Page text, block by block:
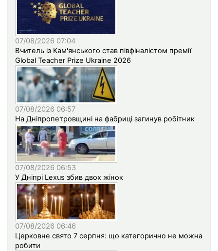
07/08/2026 07:04
Вчитель із Кам'янського став півфіналістом премії
Global Teacher Prize Ukraine 2026
07/08/2026 06:57
На Дніпропетровщині на фабриці загинув робітник
07/08/2026 06:53
У Дніпрі Lexus збив двох жінок
07/08/2026 06:46
Церковне свято 7 серпня: що категорично не можна
робити